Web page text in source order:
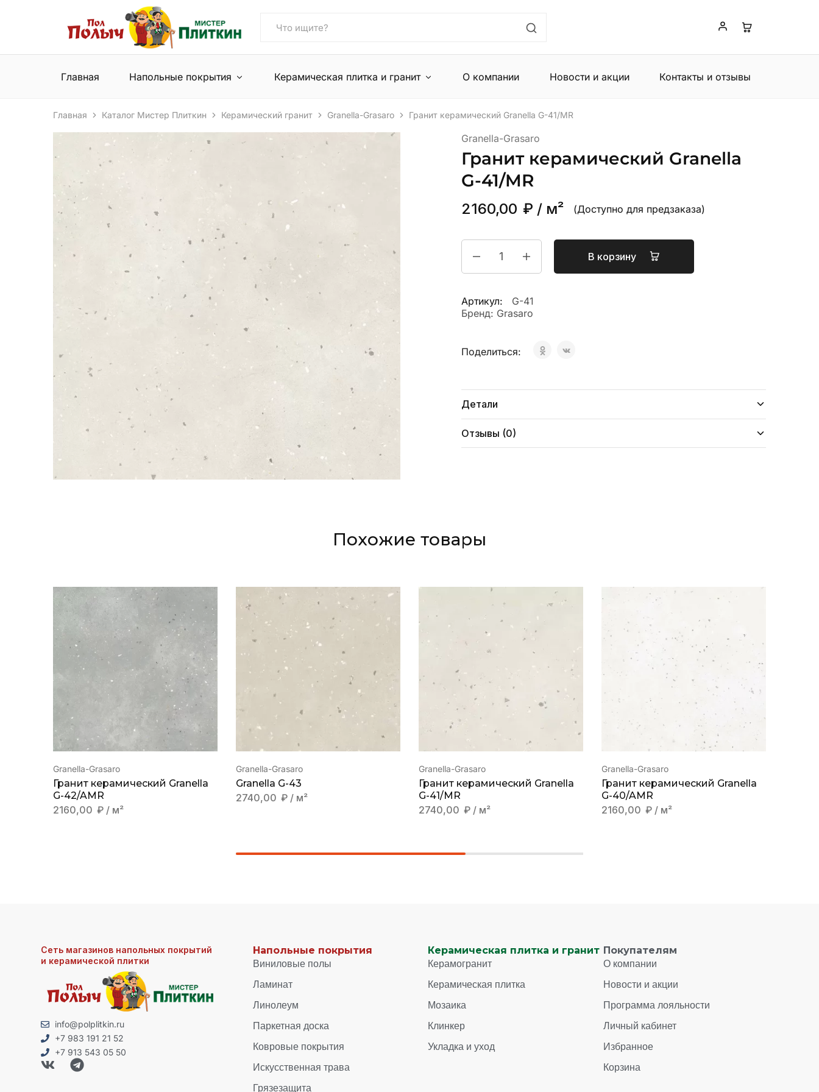
Пол
Полыч
Плиткин
Сеть
магазинов
и
керамической
Главная Напольные покрытия Керамическая плитка и гранит О компании Новости и акции Контакты и отзывы
Главная Каталог Мистер Плиткин Керамический гранит Granella-Grasaro Гранит керамический Granella G-41/MR
Granella-Grasaro
Гранит керамический Granella
G-41/MR
2160,00 ₽ / м² (Доступно для предзаказа)
В корзину
Артикул:
G-41
Бренд: Grasaro
Поделиться:
Детали
Отзывы (0)
Похожие товары
Granella-Grasaro
Гранит керамический Granella
G-42/AMR
2160,00 ₽ / м²
Granella-Grasaro
Granella G-43
2740,00 ₽ / м²
Granella-Grasaro
Гранит керамический Granella
G-41/MR
2740,00 ₽ / м²
Granella-Grasaro
Гранит керамический Granella
G-40/AMR
2160,00 ₽ / м²
Сеть магазинов напольных покрытий
и керамической плитки
info@polplitkin.ru
+7 983 191 21 52
+7 913 543 05 50
Напольные покрытия
Виниловые полы
Ламинат
Линолеум
Паркетная доска
Ковровые покрытия
Искусственная трава
Грязезащита
Керамическая плитка и гранит
Керамогранит
Керамическая плитка
Мозаика
Клинкер
Укладка и уход
Покупателям
О компании
Новости и акции
Программа лояльности
Личный кабинет
Избранное
Корзина